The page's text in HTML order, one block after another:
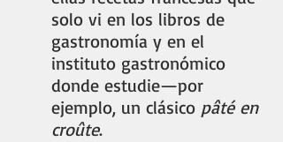
solo vi en los libros de
gastronomía y en el
instituto gastronómico
donde estudie—por
ejemplo, un clásico pâté en
croûte.